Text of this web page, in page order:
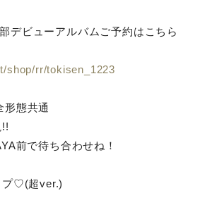
デビューアルバムご予約はこちら
shop/rr/tokisen_1223
態共通
前で待ち合わせね！
プ♡(超ver.)